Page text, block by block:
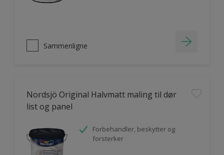
Sammenligne
Nordsjö Original Halvmatt maling til dør
list og panel
Forbehandler, beskytter og
forsterker